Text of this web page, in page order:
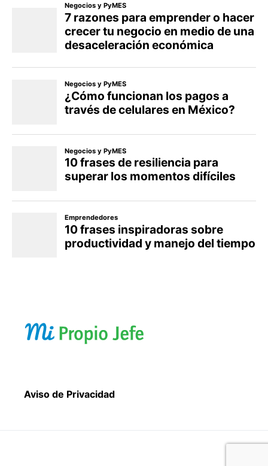
Aviso de Privacidad